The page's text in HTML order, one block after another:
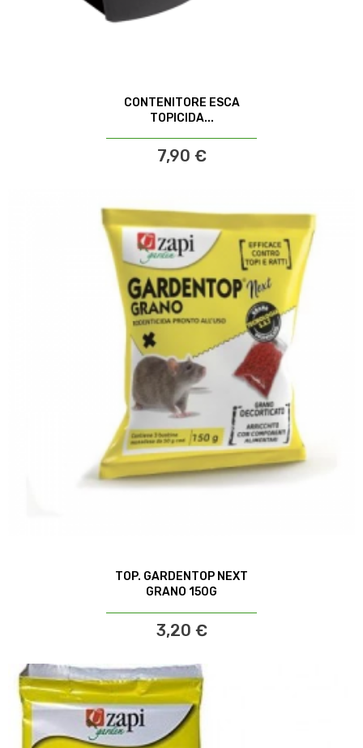
CONTENITORE ESCA
TOPICIDA...
7,90 €
TOP. GARDENTOP NEXT
GRANO 150G
3,20 €